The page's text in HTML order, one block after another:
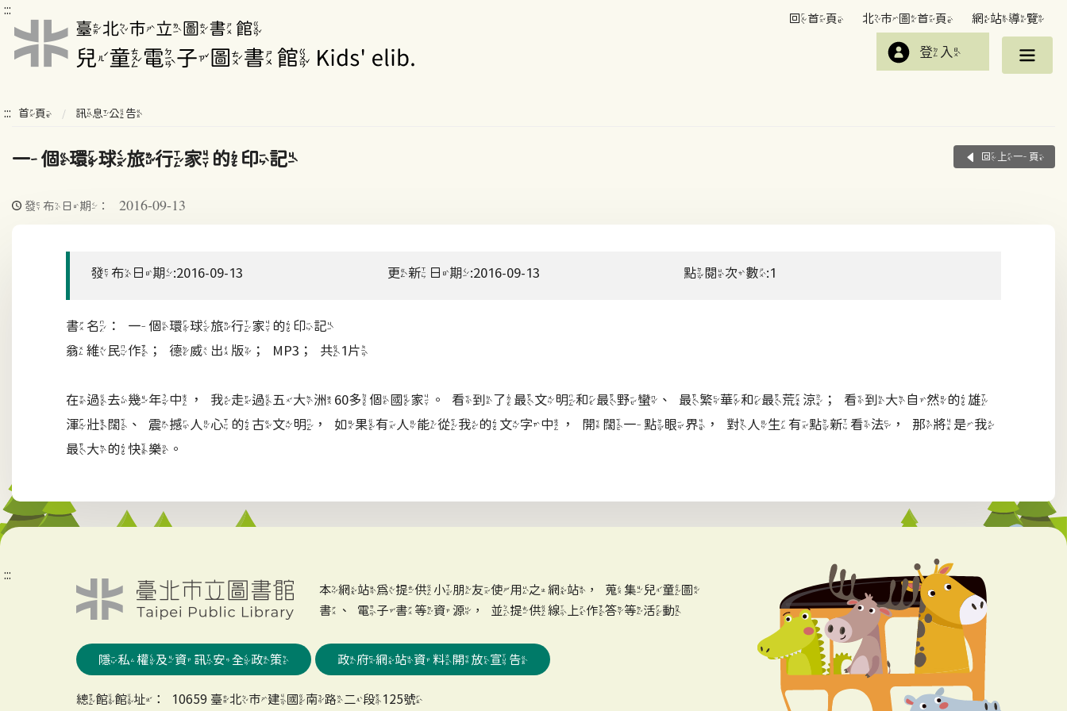
:::
回首頁 北市圖首頁 網站導覽
登入
::: 首頁 訊息公告
一個環球旅行家的印記 回上一頁
發布日期： 2016-09-13
發布日期:2016-09-13 更新日期:2016-09-13 點閱次數:1
書名：一個環球旅行家的印記
翁維民作；德威出版；MP3；共1片
在過去幾年中，我走過五大洲60多個國家。看到了最文明和最野蠻、最繁華和最荒涼；看到大自然的雄
渾壯闊、震撼人心的古文明，如果有人能從我的文字中，開闊一點眼界，對人生有點新看法，那將是我
最大的快樂。
:::
本網站為提供小朋友使用之網站，蒐集兒童圖
書、電子書等資源，並提供線上作答等活動
隱私權及資訊安全政策 政府網站資料開放宣告
總館館址：10659 臺北市建國南路二段125號